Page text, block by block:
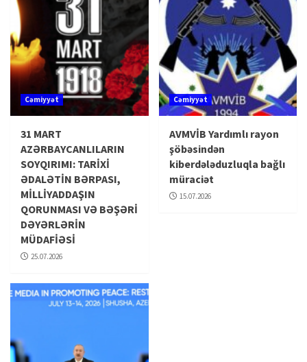
Cəmiyyət
31 MART
AZƏRBAYCANLILARIN
SOYQIRIMI: TARİXİ
ƏDALƏTİN BƏRPASI,
MİLLİYADDAŞIN
QORUNMASI VƏ BƏŞƏRİ
DƏYƏRLƏRİN
MÜDAFİƏSİ
25.07.2026
Cəmiyyət
AVMVİB Yardımlı rayon
şöbəsindən
kiberdələduzluqla bağlı
müraciət
15.07.2026